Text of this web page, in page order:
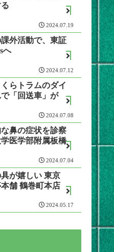
2024.07.19
外活動で、東証
へ
2024.07.12
らトラムのダイ
「回送車」が
2024.07.08
鼻の症状を診察
学医学部附属板橋
2024.07.04
が嬉しい 東京
舗 鶴巻町本店
2024.05.17